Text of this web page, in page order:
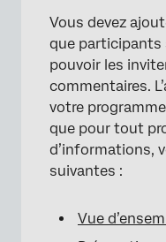
Vous devez
que participants
pouvoir les
commentaires.
votre
que pour tout
d’informations,
suivantes :
Vue